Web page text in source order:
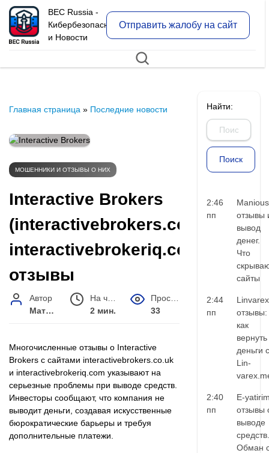
BEC Russia -
Кибербезопасность
и Новости
Отправить жалобу на сайт
Главная страница » Последние новости
МОШЕННИКИ И ОТЗЫВЫ О НИХ
Interactive Brokers
(interactivebrokers.co.uk,
interactivebrokeriq.com):
отзывы
Автор
Матвей Иванов
2 мин.
33
Многочисленные отзывы о Interactive
Brokers с сайтами interactivebrokers.co.uk
и interactivebrokeriq.com указывают на
серьезные проблемы при выводе средств.
Инвесторы сообщают, что компания не
выводит деньги, создавая искусственные
бюрократические барьеры и требуя
дополнительные платежи.
Найти:
2:46
пп
Manious
отзывы
вывод
денег.
Что
сайты
2:44
пп
Linvarex
отзывы:
как
вернуть
деньги с
Lin-
2:40
пп
E-
отзывы
выводе
средств.
Обман